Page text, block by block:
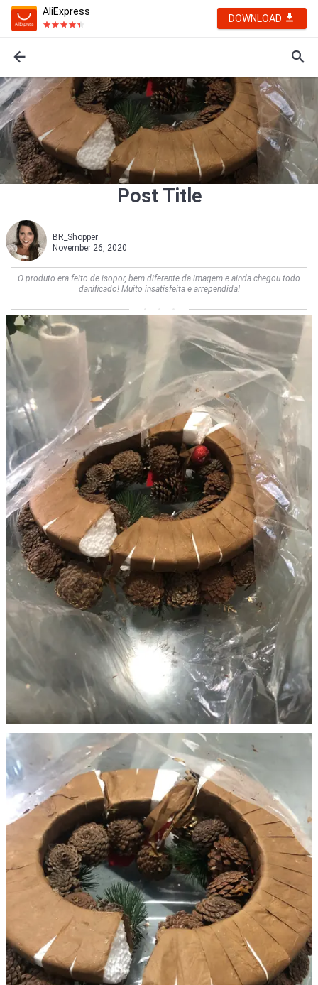
AliExpress
DOWNLOAD
Post Title
BR_Shopper
November 26, 2020
O produto era feito de isopor, bem diferente da imagem e ainda chegou todo
danificado! Muito insatisfeita e arrependida!